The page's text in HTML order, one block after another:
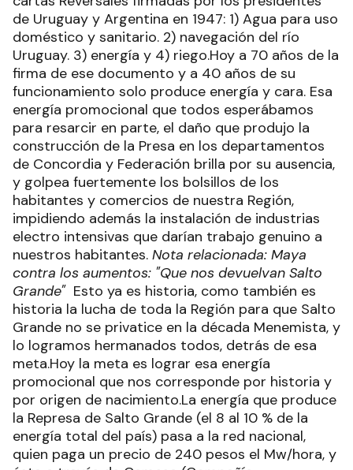
de Uruguay y Argentina en 1947: 1) Agua para uso
doméstico y sanitario. 2) navegación del río
Uruguay. 3) energía y 4) riego.Hoy a 70 años de la
firma de ese documento y a 40 años de su
funcionamiento solo produce energía y cara. Esa
energía promocional que todos esperábamos
para resarcir en parte, el daño que produjo la
construcción de la Presa en los departamentos
de Concordia y Federación brilla por su ausencia,
y golpea fuertemente los bolsillos de los
habitantes y comercios de nuestra Región,
impidiendo además la instalación de industrias
electro intensivas que darían trabajo genuino a
nuestros habitantes. Nota relacionada: Maya
contra los aumentos: "Que nos devuelvan Salto
Grande" Esto ya es historia, como también es
historia la lucha de toda la Región para que Salto
Grande no se privatice en la década Menemista, y
lo logramos hermanados todos, detrás de esa
meta.Hoy la meta es lograr esa energía
promocional que nos corresponde por historia y
por origen de nacimiento.La energía que produce
la Represa de Salto Grande (el 8 al 10 % de la
energía total del país) pasa a la red nacional,
quien paga un precio de 240 pesos el Mw/hora, y